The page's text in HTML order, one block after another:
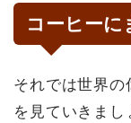
コーヒーに
それでは世界の
を見ていきまし